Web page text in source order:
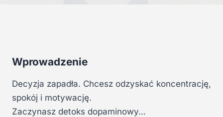
Wprowadzenie
Decyzja zapadła. Chcesz odzyskać koncentrację,
spokój i motywację.
Zaczynasz detoks dopaminowy…